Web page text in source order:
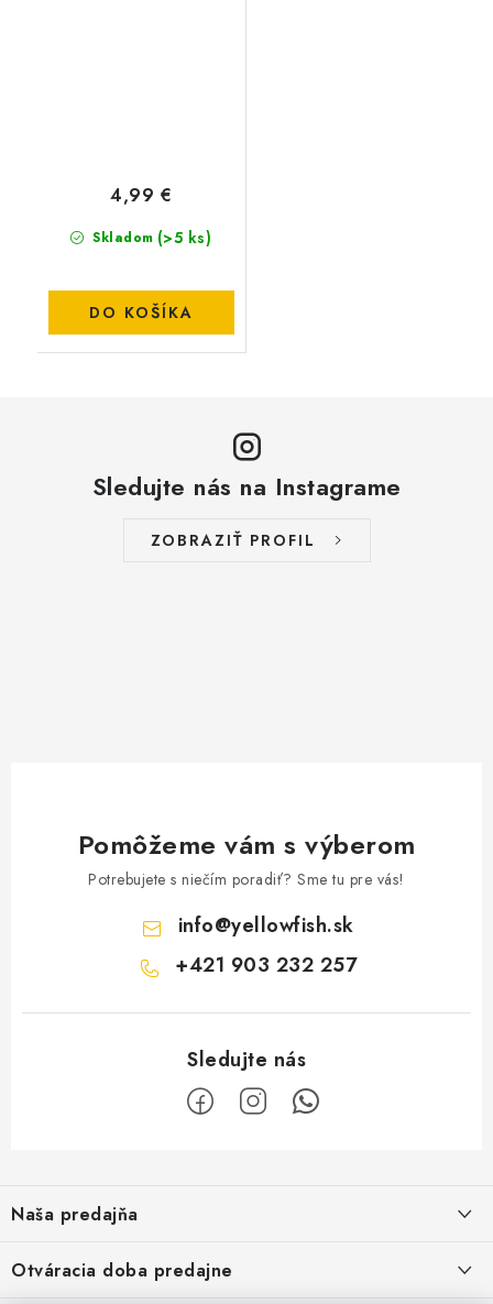
Skladom (>5 ks)
4,99 €
DO KOŠÍKA
Sledujte nás na Instagrame
ZOBRAZIŤ PROFIL
Pomôžeme vám s výberom
Potrebujete s niečím poradiť? Sme tu pre vás!
info@yellowfish.sk
+421 903 232 257
p
ä
Naša predajňa
Námestie Slobody 1164/1,
946 32 Marcelová
Otváracia doba predajne